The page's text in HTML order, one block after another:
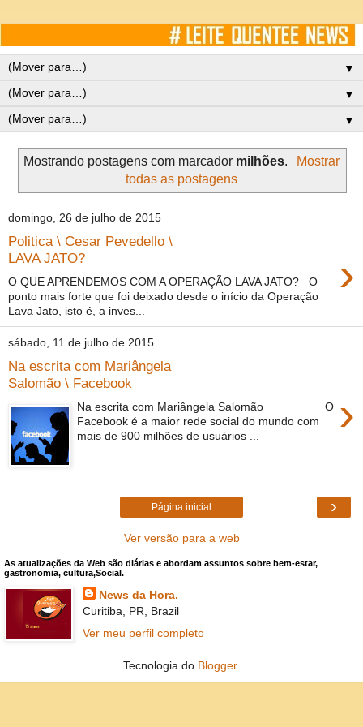
▼
▼
▼
Mostrando postagens com marcador milhões.
Mostrar
todas as postagens
domingo, 26 de julho de 2015
Politica \ Cesar Pevedello \
LAVA JATO?
›
O QUE APRENDEMOS COM A OPERAÇÃO LAVA JATO? O
ponto mais forte que foi deixado desde o início da Operação
Lava Jato, isto é, a inves...
sábado, 11 de julho de 2015
Na escrita com Mariângela
Salomão \ Facebook
›
Na escrita com Mariângela Salomão O
Facebook é a maior rede social do mundo com
mais de 900 milhões de usuários ...
›
Página inicial
Ver versão para a web
As atualizações da Web são diárias e abordam assuntos sobre bem-estar,
gastronomia, cultura,Social.
News da Hora.
Curitiba, PR, Brazil
Ver meu perfil completo
Tecnologia do Blogger.